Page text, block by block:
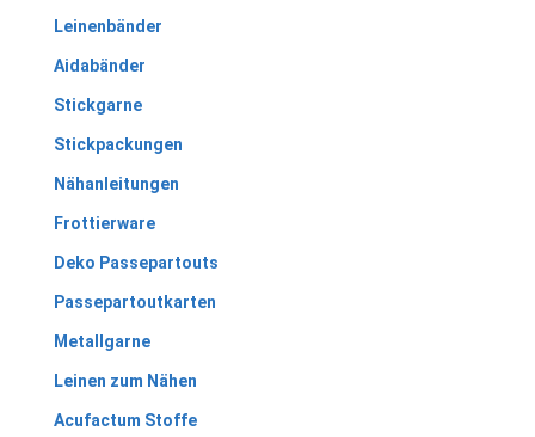
Leinenbänder
Aidabänder
Stickgarne
Stickpackungen
Nähanleitungen
Frottierware
Deko Passepartouts
Passepartoutkarten
Metallgarne
Leinen zum Nähen
Acufactum Stoffe